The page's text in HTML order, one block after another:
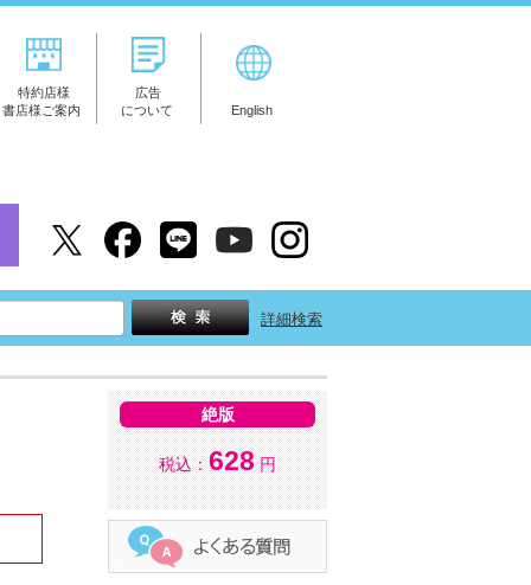
特約店様
書店様ご案内
広告
について
English
詳細検索
絶版
税込： 628 円